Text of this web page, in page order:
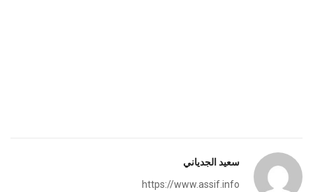
سعيد الجدياني
https://www.assif.info